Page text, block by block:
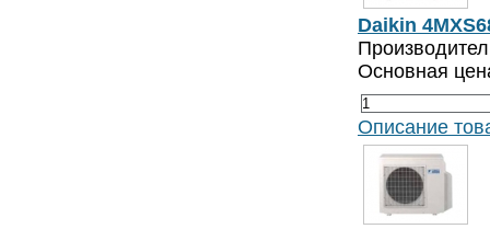
Daikin
Основная
Описание